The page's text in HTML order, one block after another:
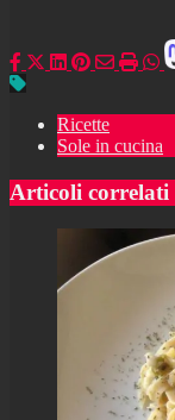
Ricette
Sole in cucina
Articoli correlati